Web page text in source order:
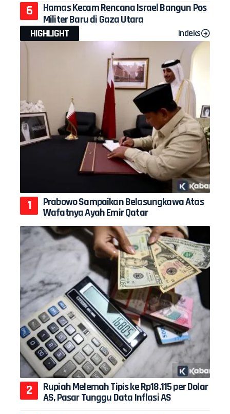
Hamas Kecam Rencana Israel Bangun Pos
Militer Baru di Gaza Utara
HIGHLIGHT
Indeks
Prabowo Sampaikan Belasungkawa Atas
Wafatnya Ayah Emir Qatar
Rupiah Melemah Tipis ke Rp18.115 per Dolar
AS, Pasar Tunggu Data Inflasi AS